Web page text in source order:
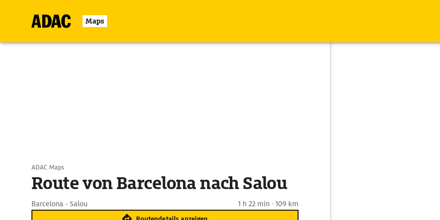
Maps
ADAC Maps
Route von Barcelona nach Salou
Barcelona - Salou 1 h 22 min · 109 km